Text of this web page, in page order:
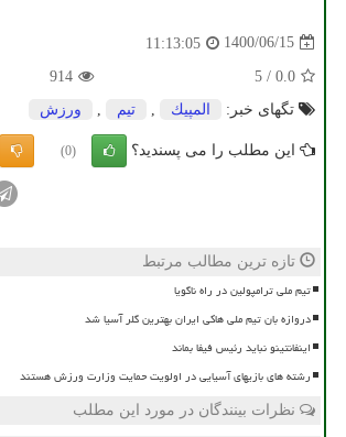
1400/06/15
11:13:05
0.0
/
5
914
تگهای خبر:
المپیك تیم ورزش
این مطلب را می پسندید؟ (0)
تازه ترین مطالب مرتبط
تیم ملی ترامپولین در راه ناگویا
دروازه بان تیم ملی هاکی ایران بهترین گلر آسیا شد
اینفانتینو نباید رئیس فیفا بماند
رشته های بازیهای آسیایی در اولویت حمایت وزارت ورزش هستند
نظرات بینندگان در مورد این مطلب